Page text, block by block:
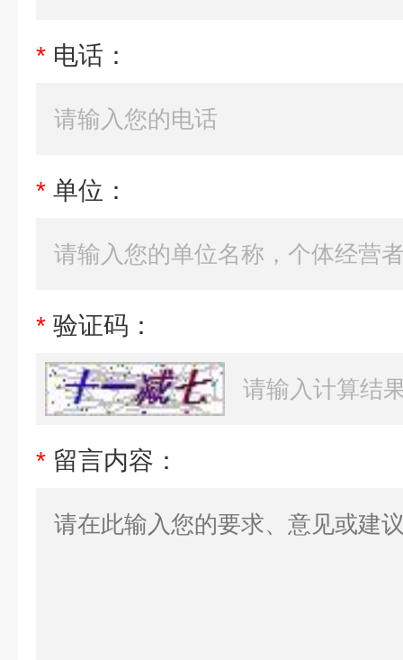
* 电话：
* 单位：
* 验证码：
* 留言内容：